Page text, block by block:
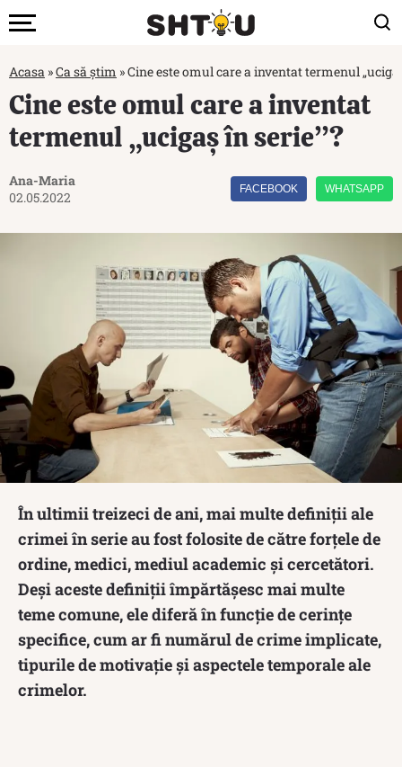
Acasa »Ca să știm »Cine este omul care a inventat termenul
Cine este omul care a inventat
termenul „ucigaș în serie”?
Ana-Maria
02.05.2022
FACEBOOK WHATSAPP
În ultimii treizeci de ani, mai multe definiții ale
crimei în serie au fost folosite de către forțele de
ordine, medici, mediul academic și cercetători.
Deși aceste definiții împărtășesc mai multe
teme comune, ele diferă în funcție de cerințe
specifice, cum ar fi numărul de crime implicate,
tipurile de motivație și aspectele temporale ale
crimelor.